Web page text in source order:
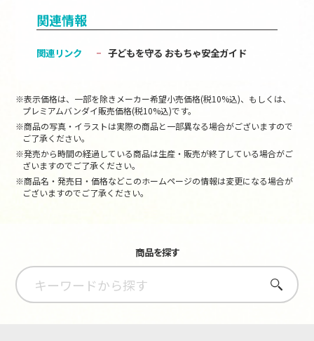
関連情報
関連リンク 子どもを守る おもちゃ安全ガイド
※表示価格は、一部を除きメーカー希望小売価格(税10%込)、もしくは、
プレミアムバンダイ販売価格(税10%込)です。
※商品の写真・イラストは実際の商品と一部異なる場合がございますので
ご了承ください。
※発売から時間の経過している商品は生産・販売が終了している場合がご
ざいますのでご了承ください。
※商品名・発売日・価格などこのホームページの情報は変更になる場合が
ございますのでご了承ください。
商品を探す
さがす